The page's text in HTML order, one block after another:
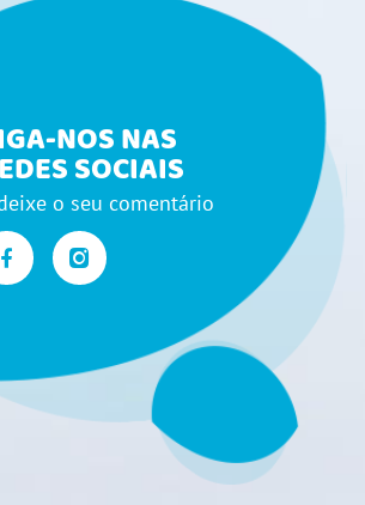
NOS NAS
SOCIAIS
o seu comentário